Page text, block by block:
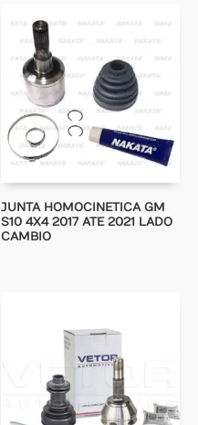
JUNTA HOMOCINETICA GM
S10 4X4 2017 ATE 2021 LADO
CAMBIO